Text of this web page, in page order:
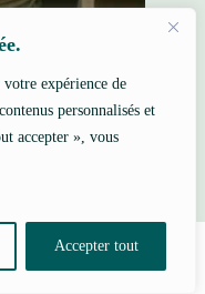
expérience de
personnalisés et
accepter », vous
Accepter tout
questions